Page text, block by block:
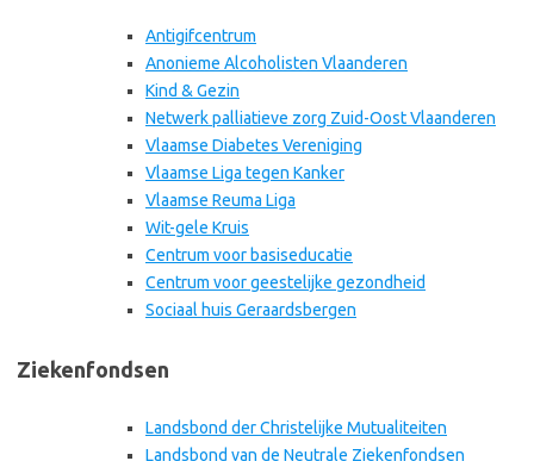
Antigifcentrum
Anonieme Alcoholisten Vlaanderen
Kind & Gezin
Netwerk palliatieve zorg Zuid-Oost Vlaanderen
Vlaamse Diabetes Vereniging
Vlaamse Liga tegen Kanker
Vlaamse Reuma Liga
Wit-gele Kruis
Centrum voor basiseducatie
Centrum voor geestelijke gezondheid
Sociaal huis Geraardsbergen
Ziekenfondsen
Landsbond der Christelijke Mutualiteiten
Landsbond van de Neutrale Ziekenfondsen